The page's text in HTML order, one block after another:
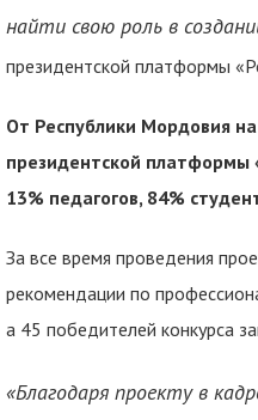
найти свою роль в
президентской платформы
От Республики Мордовия
президентской платформы
13% педагогов, 84%
За все время проведения
рекомендации по
а 45 победителей конкурса
«Благодаря проекту в